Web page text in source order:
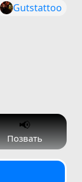
Gutstattoo
📢
Позвать